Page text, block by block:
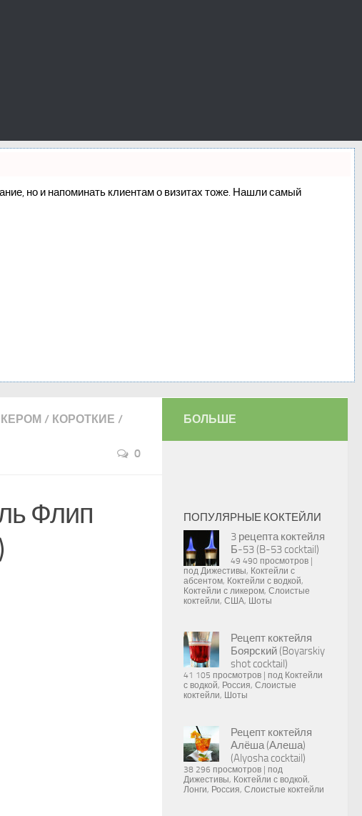
но и напоминать клиентам о визитах тоже. Нашли самый
/ КОРОТКИЕ /
0
Флип
БОЛЬШЕ
ПОПУЛЯРНЫЕ КОКТЕЙЛИ
3 рецепта коктейля
Б-53 (B-53 cocktail)
49 490 просмотров
под Дижестивы, Коктейли с
абсентом, Коктейли с водкой,
Коктейли с ликером, Слоистые
коктейли, США, Шоты
Рецепт коктейля
Боярский (Boyarskiy
shot cocktail)
41 105 просмотров под Коктейли
с водкой, Россия, Слоистые
коктейли, Шоты
Рецепт коктейля
Алёша (Алеша)
(Alyosha cocktail)
38 296 просмотров
под
Дижестивы, Коктейли с водкой,
Лонги, Россия, Слоистые коктейли